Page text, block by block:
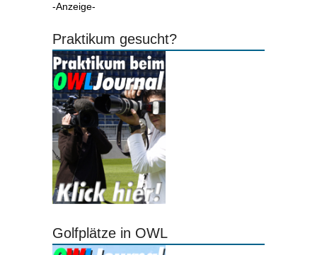
-Anzeige-
Praktikum gesucht?
Golfplätze in OWL